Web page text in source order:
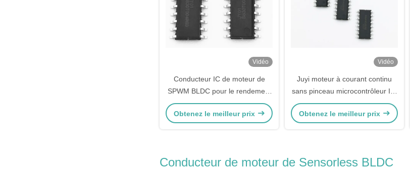
Vidéo
Conducteur IC de moteur de
SPWM BLDC pour le rendement
élevé de moteur du capteur
BLDC de Hall
Obtenez le meilleur prix
Vidéo
Juyi moteur à courant continu
sans pinceau microcontrôleur IC,
12V DC contrôle de vitesse du
moteur IC JY02A
Obtenez le meilleur prix
Conducteur de moteur de Sensorless BLDC